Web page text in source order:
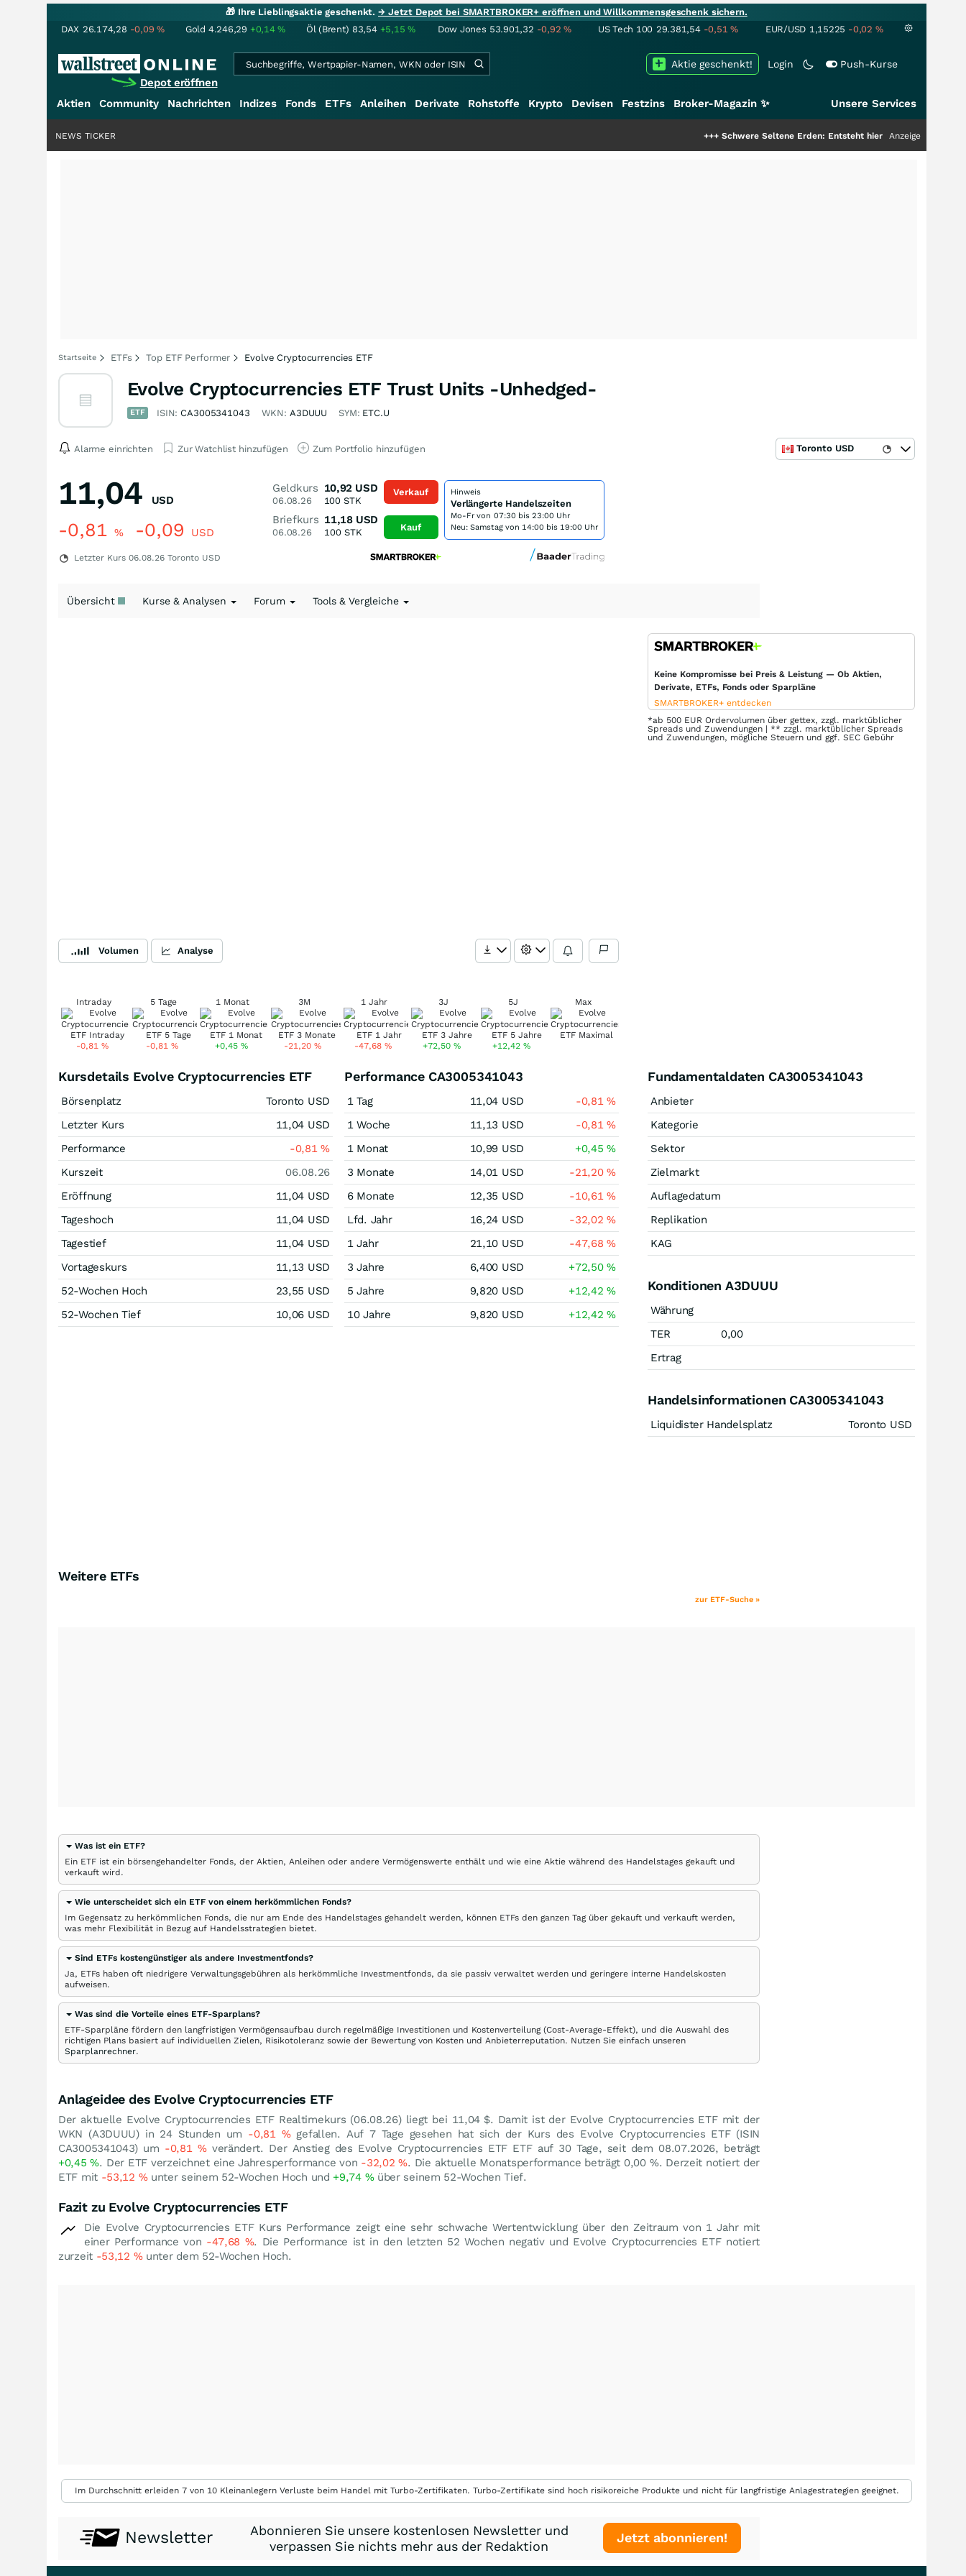
🎁 Ihre Lieblingsaktie geschenkt.→ Jetzt Depot bei SMARTBROKER+ eröffnen und Willkommensgeschenk sichern.
DAX 26.174,28 -0,09% Gold 4.246,29 +0,14% Öl (Brent) 83,54 +5,15% Dow Jones 53.901,32 -0,92% US Tech 100 29.381,54 -0,51% EUR/USD 1,15225 -0,02 %
Depot eröffnen
Login Push-Kurse
Aktie geschenkt!
Aktien Community Nachrichten Indizes Fonds ETFs Anleihen Derivate Rohstoffe Krypto Devisen Festzins Broker-Magazin ✨ Unsere Services
Schwere Seltene Erden: Entsteht hier die nächste Milliardenstory?
Anzeige
NEWS TICKER
Startseite ETFs Top ETF Performer Evolve Cryptocurrencies ETF
Evolve Cryptocurrencies ETF Trust Units -Unhedged-
ETF ISIN: CA3005341043 WKN: A3DUUU SYM: ETC.U
Alarme einrichten Zur Watchlist hinzufügen Zum Portfolio hinzufügen Toronto USD
11,04 USD
-0,81 % -0,09 USD
Letzter Kurs 06.08.26 Toronto USD
Geldkurs
06.08.26
10,92 USD
100 STK
Briefkurs
06.08.26
11,18 USD
100STK
Verkauf
Kauf
Hinweis
Verlängerte Handelszeiten
Mo-Fr von 07:30 bis 23:00 Uhr
Neu: Samstag von 14:00 bis 19:00 Uhr
Übersicht Kurse & Analysen Forum Tools & Vergleiche
Volumen Analyse
Intraday
-0,81%
5 Tage
-0,81 %
1 Monat
+0,45 %
3M
-21,20%
1 Jahr
-47,68 %
3J
+72,50%
5J
+12,42%
Max
Keine Kompromisse bei Preis & Leistung — Ob Aktien,
Derivate, ETFs, Fonds oder Sparpläne
SMARTBROKER+ entdecken
*ab 500 EUR Ordervolumen über gettex, zzgl. marktüblicher
Spreads und Zuwendungen | ** zzgl. marktüblicher Spreads
und Zuwendungen, mögliche Steuern und ggf. SEC Gebühr
Kursdetails Evolve Cryptocurrencies ETF
Börsenplatz
Toronto USD
Letzter Kurs
11,04 USD
Performance
-0,81%
Kurszeit
06.08.26
Eröffnung
11,04 USD
Tageshoch
11,04 USD
Tagestief
11,04 USD
Vortageskurs
11,13 USD
52-Wochen Hoch
23,55 USD
52-Wochen Tief
10,06 USD
Performance CA3005341043
1 Tag 11,04 USD -0,81%
1 Woche
11,13 USD -0,81%
1 Monat
10,99 USD +0,45%
3 Monate
14,01 USD -21,20%
6 Monate
12,35 USD -10,61%
Lfd. Jahr
16,24 USD -32,02%
1 Jahr
21,10 USD -47,68%
3 Jahre
6,400 USD +72,50%
5 Jahre
9,820 USD +12,42%
10 Jahre
9,820 USD +12,42%
Fundamentaldaten CA3005341043
Anbieter
Kategorie
Sektor
Zielmarkt
Auflagedatum
Replikation
KAG
Konditionen A3DUUU
Währung
TER
0,00
Ertrag
Handelsinformationen CA3005341043
Liquidister Handelsplatz Toronto USD
Weitere ETFs
zur ETF-Suche »
Was ist ein ETF?
Ein ETF ist ein börsengehandelter Fonds, der Aktien, Anleihen oder andere Vermögenswerte enthält und wie eine Aktie während des Handelstages gekauft und
verkauft wird.
Wie unterscheidet sich ein ETF von einem herkömmlichen Fonds?
Im Gegensatz zu herkömmlichen Fonds, die nur am Ende des Handelstages gehandelt werden, können ETFs den ganzen Tag über gekauft und verkauft werden,
was mehr Flexibilität in Bezug auf Handelsstrategien bietet.
Sind ETFs kostengünstiger als andere Investmentfonds?
Ja, ETFs haben oft niedrigere Verwaltungsgebühren als herkömmliche Investmentfonds, da sie passiv verwaltet werden und geringere interne Handelskosten
aufweisen.
Was sind die Vorteile eines ETF-Sparplans?
ETF-Sparpläne fördern den langfristigen Vermögensaufbau durch regelmäßige Investitionen und Kostenverteilung (Cost-Average-Effekt), und die Auswahl des
richtigen Plans basiert auf individuellen Zielen, Risikotoleranz sowie der Bewertung von Kosten und Anbieterreputation. Nutzen Sie einfach unseren
Sparplanrechner.
Anlageidee des Evolve Cryptocurrencies ETF
Der aktuelle Evolve Cryptocurrencies ETF Realtimekurs (06.08.26) liegt bei 11,04 $. Damit ist der Evolve Cryptocurrencies ETF mit der
WKN (A3DUUU) in 24 Stunden um -0,81 %gefallen. Auf 7 Tage gesehen hat sich der Kurs des Evolve Cryptocurrencies ETF (ISIN
CA3005341043) um -0,81 %verändert. Der Anstieg des Evolve Cryptocurrencies ETF ETF auf 30 Tage, seit dem 08.07.2026, beträgt
+0,45%. Der ETF verzeichnet eine Jahresperformance von -32,02%. Die aktuelle Monatsperformance beträgt 0,00 %. Derzeit notiert der
ETF mit -53,12 %unter seinem 52-Wochen Hoch und +9,74 %über seinem 52-Wochen Tief.
Fazit zu Evolve Cryptocurrencies ETF
Die Evolve Cryptocurrencies ETF Kurs Performance zeigt eine sehr schwache Wertentwicklung über den Zeitraum von 1 Jahr mit
einer Performance von -47,68 %. Die Performance ist in den letzten 52 Wochen negativ und Evolve Cryptocurrencies ETF notiert
zurzeit -53,12 %unter dem 52-Wochen Hoch.
Im Durchschnitt erleiden 7 von 10 Kleinanlegern Verluste beim Handel mit Turbo-Zertifikaten. Turbo-Zertifikate sind hoch risikoreiche Produkte und nicht für langfristige Anlagestrategien geeignet.
Newsletter
Abonnieren Sie unsere kostenlosen Newsletter und
verpassen Sie nichts mehr aus der Redaktion
Jetzt abonnieren!